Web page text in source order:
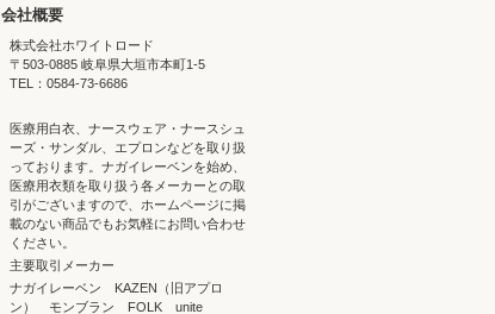
会社概要
株式会社ホワイトロード
〒503-0885 岐阜県大垣市本町1-5
TEL：0584-73-6686
医療用白衣、ナースウェア・ナースシュ
ーズ・サンダル、エプロンなどを取り扱
っております。ナガイレーベンを始め、
医療用衣類を取り扱う各メーカーとの取
引がございますので、ホームページに掲
載のない商品でもお気軽にお問い合わせ
ください。
主要取引メーカー
ナガイレーベン KAZEN（旧アプロ
ン） モンブラン FOLK unite